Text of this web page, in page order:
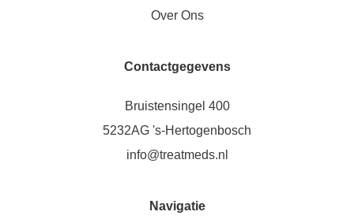
Over Ons
Contactgegevens
Bruistensingel 400
5232AG 's-Hertogenbosch
info@treatmeds.nl
Navigatie